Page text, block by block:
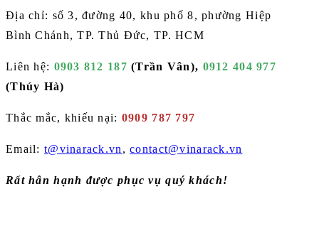
Địa chỉ: số 3, đường 40, khu phố 8, phường Hiệp
Bình Chánh, TP. Thủ Đức, TP. HCM
Liên hệ: 0903 812 187(Trần Vân), 0912 404 977
(Thúy Hà)
Thắc mắc, khiếu nại: 0909 787 797
Email: t@vinarack.vn ,contact@vinarack.vn
Rất hân hạnh được phục vụ quý khách!